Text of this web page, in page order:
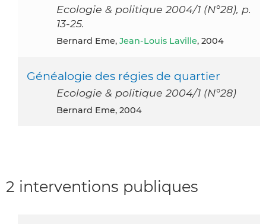
Ecologie & politique 2004/1 (N°28), p.
13-25.
Bernard Eme, Jean-Louis Laville, 2004
Généalogie des régies de quartier
Ecologie & politique 2004/1 (N°28)
Bernard Eme, 2004
2 interventions publiques